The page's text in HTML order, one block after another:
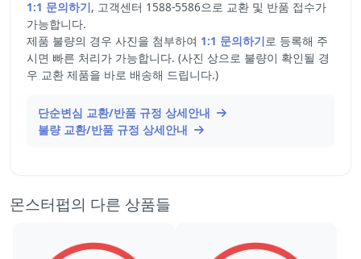
1:1 문의하기, 고객센터 1588-5586으로 교환 및 반품 접수가
가능합니다.
제품 불량의 경우 사진을 첨부하여 1:1 문의하기로 등록해 주
시면 빠른 처리가 가능합니다. (사진 상으로 불량이 확인될 경
우 교환 제품을 바로 배송해 드립니다.)
단순변심 교환/반품 규정 상세안내
불량 교환/반품 규정 상세안내
몬스터펍의 다른 상품들